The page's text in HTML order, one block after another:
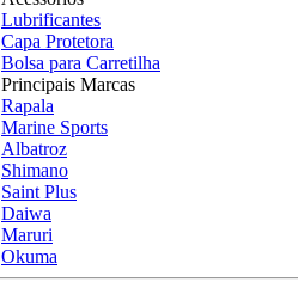
Lubrificantes
Capa Protetora
Bolsa para Carretilha
Principais Marcas
Rapala
Marine Sports
Albatroz
Shimano
Saint Plus
Daiwa
Maruri
Okuma